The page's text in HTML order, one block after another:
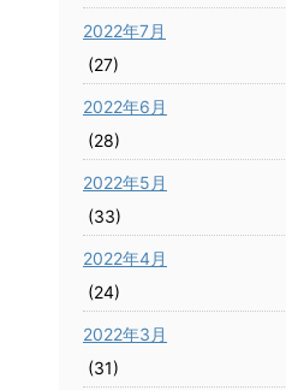
2022年7月
(27)
2022年6月
(28)
2022年5月
(33)
2022年4月
(24)
2022年3月
(31)